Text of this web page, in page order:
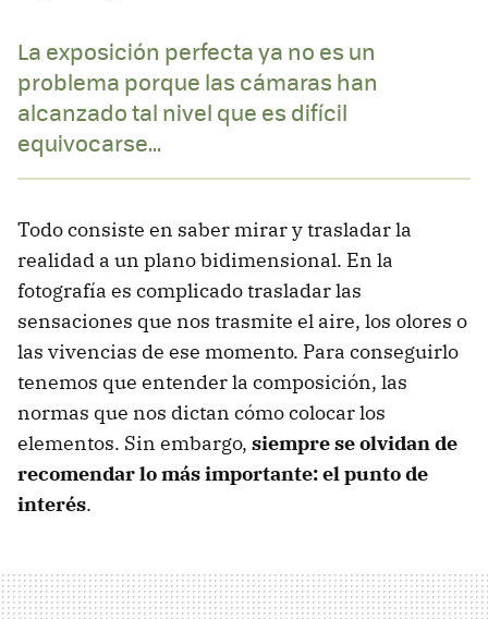
La exposición perfecta ya no es un
problema porque las cámaras han
alcanzado tal nivel que es difícil
equivocarse...
Todo consiste en saber mirar y trasladar la
realidad a un plano bidimensional. En la
fotografía es complicado trasladar las
sensaciones que nos trasmite el aire, los olores o
las vivencias de ese momento. Para conseguirlo
tenemos que entender la composición, las
normas que nos dictan cómo colocar los
elementos. Sin embargo, siempre se olvidan de
recomendar lo más importante: el punto de
interés.